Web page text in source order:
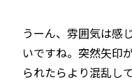
うーん、雰囲気は感
いですね。突然矢印
られたらより混乱し